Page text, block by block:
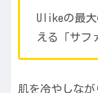
Ulikeの最大
える「サフ
肌を冷やしな